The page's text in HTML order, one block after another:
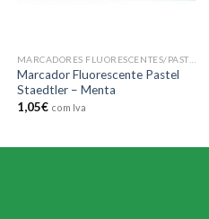
MARCADORES FLUORESCENTES/PASTEIS
Marcador Fluorescente Pastel
Staedtler – Menta
1,05€ com Iva